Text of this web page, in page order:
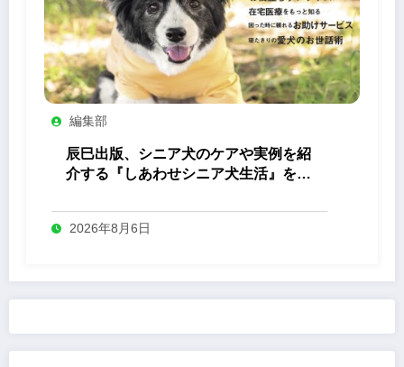
編集部
辰巳出版、シニア犬のケアや実例を紹
介する『しあわせシニア犬生活』を発
2026年8月6日